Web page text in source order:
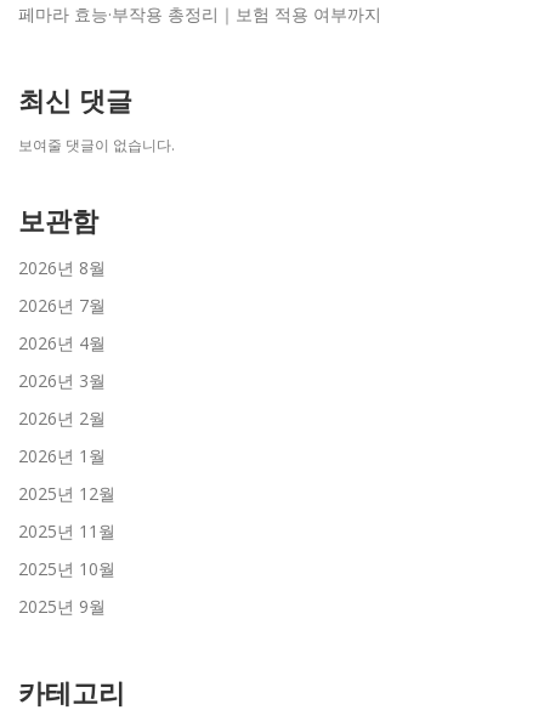
페마라 효능·부작용 총정리｜보험 적용 여부까지
최신 댓글
보여줄 댓글이 없습니다.
보관함
2026년 8월
2026년 7월
2026년 4월
2026년 3월
2026년 2월
2026년 1월
2025년 12월
2025년 11월
2025년 10월
2025년 9월
카테고리